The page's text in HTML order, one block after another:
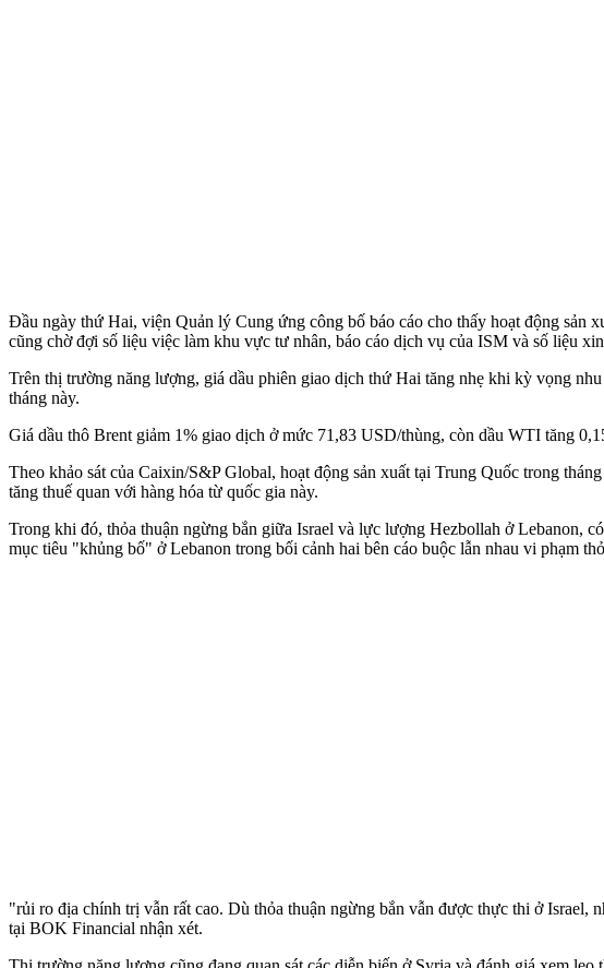
Đầu ngày thứ Hai, viện Quản lý Cung ứng công bố báo cáo cho thấy hoạt động sản
cũng chờ đợi số liệu việc làm khu vực tư nhân, báo cáo dịch vụ của ISM và số liệu
Trên thị trường năng lượng, giá dầu phiên giao dịch thứ Hai tăng nhẹ khi kỳ vọng
tháng này.
Giá dầu thô Brent giảm 1% giao dịch ở mức 71,83 USD/thùng, còn dầu WTI tăng
Theo khảo sát của Caixin/S&P Global, hoạt động sản xuất tại Trung Quốc trong
tăng thuế quan với hàng hóa từ quốc gia này.
Trong khi đó, thỏa thuận ngừng bắn giữa Israel và lực lượng Hezbollah ở Lebanon,
mục tiêu "khủ‌ng b‌ố" ở Lebanon trong bối cảnh hai bên cáo buộc lẫn nhau vi phạm
"rủi ro địa chính trị vẫn rất cao. Dù thỏa thuận ngừng bắn vẫn được thực thi ở Israel,
tại BOK Financial nhận xét.